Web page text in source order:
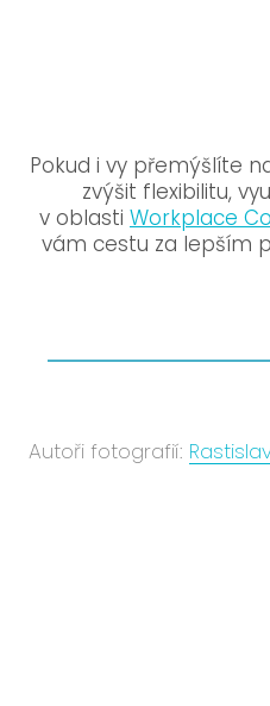
Pokud i vy přemýšlíte
zvýšit flexibilitu,
v oblasti Workplace
vám cestu za lepším
Autoři fotografií: